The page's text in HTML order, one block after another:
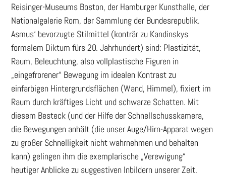
Reisinger-Museums Boston, der Hamburger Kunsthalle, der
Nationalgalerie Rom, der Sammlung der Bundesrepublik.
Asmus‘ bevorzugte Stilmittel (konträr zu Kandinskys
formalem Diktum fürs 20. Jahrhundert) sind: Plastizität,
Raum, Beleuchtung, also vollplastische Figuren in
„eingefrorener“ Bewegung im idealen Kontrast zu
einfarbigen Hintergrundsflächen (Wand, Himmel), fixiert im
Raum durch kräftiges Licht und schwarze Schatten. Mit
diesem Besteck (und der Hilfe der Schnellschusskamera,
die Bewegungen anhält (die unser Auge/Hirn-Apparat wegen
zu großer Schnelligkeit nicht wahrnehmen und behalten
kann) gelingen ihm die exemplarische „Verewigung“
heutiger Anblicke zu suggestiven Inbildern unserer Zeit.